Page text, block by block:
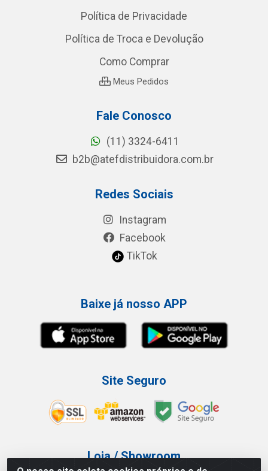
Política de Privacidade
Política de Troca e Devolução
Como Comprar
Meus Pedidos
Fale Conosco
(11) 3324-6411
b2b@atefdistribuidora.com.br
Redes Sociais
Instagram
Facebook
TikTok
Baixe já nosso APP
Site Seguro
Loja / Showroom